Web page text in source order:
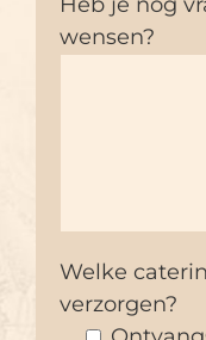
wensen?
Welke
verzorgen?